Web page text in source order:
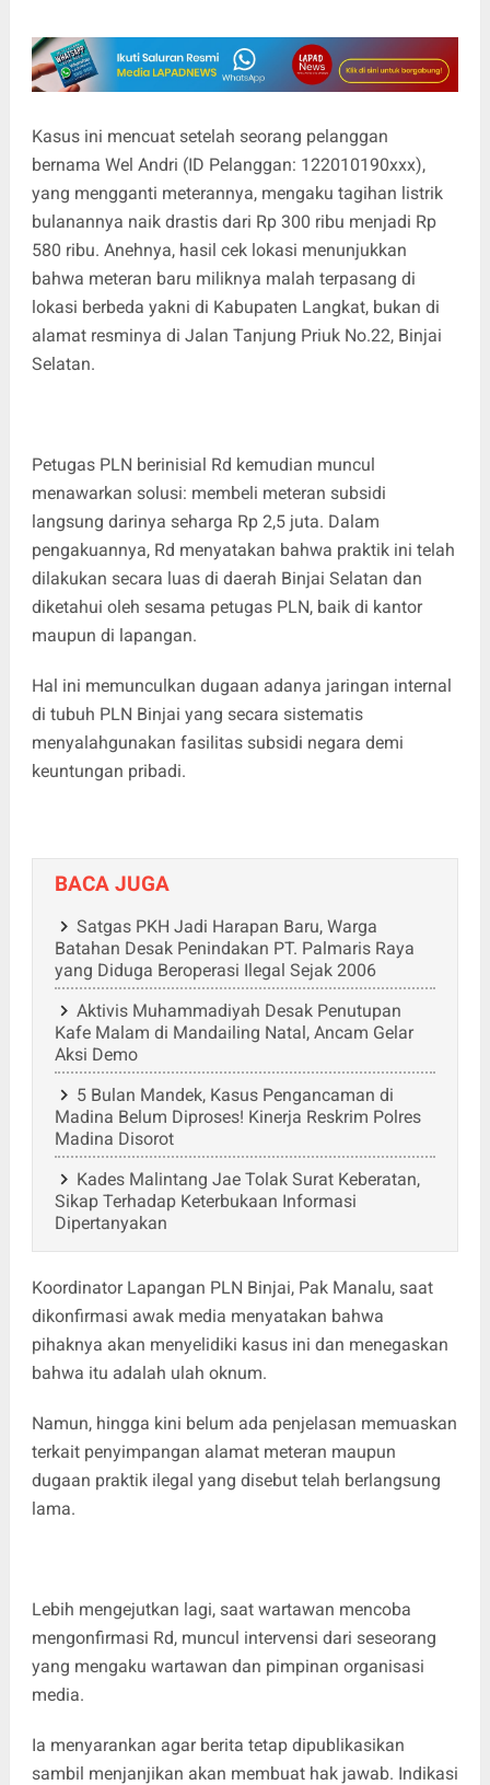
Kasus ini mencuat setelah seorang pelanggan
bernama Wel Andri (ID Pelanggan: 122010190xxx),
yang mengganti meterannya, mengaku tagihan listrik
bulanannya naik drastis dari Rp 300 ribu menjadi Rp
580 ribu. Anehnya, hasil cek lokasi menunjukkan
bahwa meteran baru miliknya malah terpasang di
lokasi berbeda yakni di Kabupaten Langkat, bukan di
alamat resminya di Jalan Tanjung Priuk No.22, Binjai
Selatan.
Petugas PLN berinisial Rd kemudian muncul
menawarkan solusi: membeli meteran subsidi
langsung darinya seharga Rp 2,5 juta. Dalam
pengakuannya, Rd menyatakan bahwa praktik ini telah
dilakukan secara luas di daerah Binjai Selatan dan
diketahui oleh sesama petugas PLN, baik di kantor
maupun di lapangan.
Hal ini memunculkan dugaan adanya jaringan internal
di tubuh PLN Binjai yang secara sistematis
menyalahgunakan fasilitas subsidi negara demi
keuntungan pribadi.
BACA JUGA
Satgas PKH Jadi Harapan Baru, Warga
Batahan Desak Penindakan PT. Palmaris Raya
yang Diduga Beroperasi Ilegal Sejak 2006
Aktivis Muhammadiyah Desak Penutupan
Kafe Malam di Mandailing Natal, Ancam Gelar
Aksi Demo
5 Bulan Mandek, Kasus Pengancaman di
Madina Belum Diproses! Kinerja Reskrim Polres
Madina Disorot
Kades Malintang Jae Tolak Surat Keberatan,
Sikap Terhadap Keterbukaan Informasi
Dipertanyakan
Koordinator Lapangan PLN Binjai, Pak Manalu, saat
dikonfirmasi awak media menyatakan bahwa
pihaknya akan menyelidiki kasus ini dan menegaskan
bahwa itu adalah ulah oknum.
Namun, hingga kini belum ada penjelasan memuaskan
terkait penyimpangan alamat meteran maupun
dugaan praktik ilegal yang disebut telah berlangsung
lama.
Lebih mengejutkan lagi, saat wartawan mencoba
mengonfirmasi Rd, muncul intervensi dari seseorang
yang mengaku wartawan dan pimpinan organisasi
media.
Ia menyarankan agar berita tetap dipublikasikan
sambil menjanjikan akan membuat hak jawab. Indikasi